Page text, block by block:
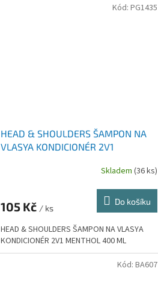
HEAD & SHOULDERS ŠAMPON NA
VLASYA KONDICIONÉR 2V1
Skladem (36 ks)
105 Kč / ks
Do košíku
HEAD & SHOULDERS ŠAMPON NA VLASYA
KONDICIONÉR 2V1 MENTHOL 400 ML
Kód: PG1435
Kód: BA607